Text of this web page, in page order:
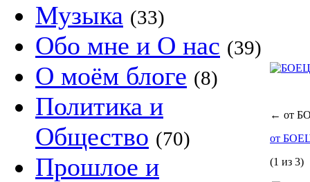
Музыка (33)
Обо мне и О нас (39)
О моём блоге (8)
Политика и
Общество (70)
Прошлое и
← от
от
(1 из 3)